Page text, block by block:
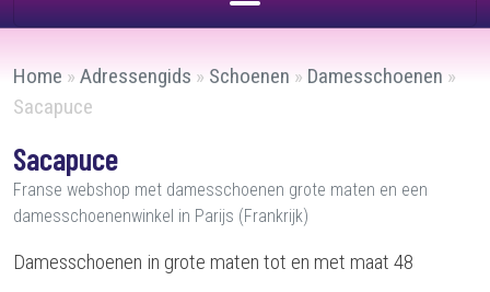
Home » Adressengids » Schoenen » Damesschoenen »
Sacapuce
Sacapuce
Franse webshop met damesschoenen grote maten en een
damesschoenenwinkel in Parijs (Frankrijk)
Damesschoenen in grote maten tot en met maat 48